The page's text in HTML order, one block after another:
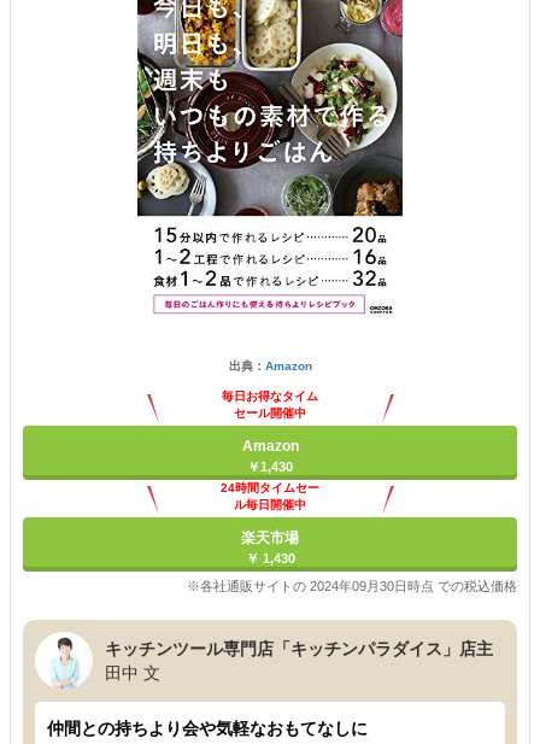
出典： Amazon
毎日お得なタイム
セール開催中
Amazon
￥1,430
24時間タイムセー
ル毎日開催中
楽天市場
￥ 1,430
※各社通販サイトの 2024年09月30日時点 での税込価格
キッチンツール専門店「キッチンパラダイス」店主
田中 文
仲間との持ちより会や気軽なおもてなしに